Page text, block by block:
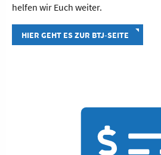
helfen wir Euch weiter.
HIER GEHT ES ZUR BTJ-SEITE